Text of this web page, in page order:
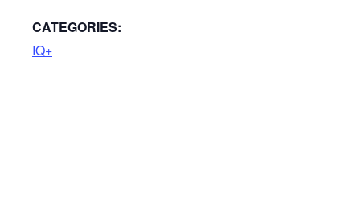
CATEGORIES:
IQ+